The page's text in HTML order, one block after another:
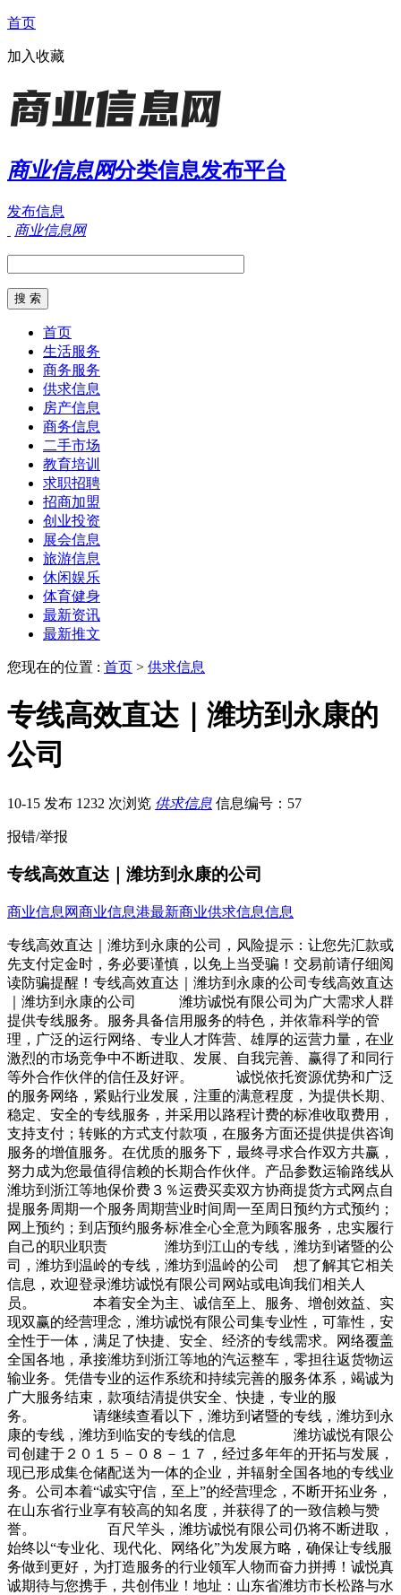
首页
加入收藏
商业信息网分类信息发布平台
发布信息
商业信息网
首页
生活服务
商务服务
供求信息
房产信息
商务信息
二手市场
教育培训
求职招聘
招商加盟
创业投资
展会信息
旅游信息
休闲娱乐
体育健身
最新资讯
最新推文
您现在的位置 : 首页 > 供求信息
专线高效直达｜潍坊到永康的
公司
10-15 发布 1232 次浏览 供求信息 信息编号：57
报错/举报
专线高效直达｜潍坊到永康的公司
商业信息网商业信息港最新商业供求信息信息
专线高效直达｜潍坊到永康的公司，风险提示：让您先汇款或
先支付定金时，务必要谨慎，以免上当受骗！交易前请仔细阅
读防骗提醒！专线高效直达｜潍坊到永康的公司专线高效直达
｜潍坊到永康的公司 潍坊诚悦有限公司为广大需求人群
提供专线服务。服务具备信用服务的特色，并依靠科学的管
理，广泛的运行网络、专业人才阵营、雄厚的运营力量，在业
激烈的市场竞争中不断进取、发展、自我完善、赢得了和同行
等外合作伙伴的信任及好评。 诚悦依托资源优势和广泛
的服务网络，紧贴行业发展，注重的满意程度，为提供长期、
稳定、安全的专线服务，并采用以路程计费的标准收取费用，
支持支付；转账的方式支付款项，在服务方面还提供提供咨询
服务的增值服务。在优质的服务下，最终寻求合作双方共赢，
努力成为您最值得信赖的长期合作伙伴。产品参数运输路线从
潍坊到浙江等地保价费３％运费买卖双方协商提货方式网点自
提服务周期一个服务周期营业时间周一至周日预约方式预约；
网上预约；到店预约服务标准全心全意为顾客服务，忠实履行
自己的职业职责 潍坊到江山的专线，潍坊到诸暨的公
司，潍坊到温岭的专线，潍坊到温岭的公司 想了解其它相关
信息，欢迎登录潍坊诚悦有限公司网站或电询我们相关人
员。 本着安全为主、诚信至上、服务、增创效益、实
现双赢的经营理念，潍坊诚悦有限公司集专业性，可靠性，安
全性于一体，满足了快捷、安全、经济的专线需求。网络覆盖
全国各地，承接潍坊到浙江等地的汽运整车，零担往返货物运
输业务。凭借专业的运作系统和持续完善的服务体系，竭诚为
广大服务结束，款项结清提供安全、快捷，专业的服
务。 请继续查看以下，潍坊到诸暨的专线，潍坊到永
康的专线，潍坊到临安的专线的信息 潍坊诚悦有限公
司创建于２０１５－０８－１７，经过多年年的开拓与发展，
现已形成集仓储配送为一体的企业，并辐射全国各地的专线业
务。公司本着“诚实守信，至上”的经营理念，不断开拓业务，
在山东省行业享有较高的知名度，并获得了的一致信赖与赞
誉。 百尺竿头，潍坊诚悦有限公司仍将不断进取，
始终以“专业化、现代化、网络化”为发展方略，确保让专线服
务做到更好，为打造服务的行业领军人物而奋力拼搏！诚悦真
诚期待与您携手，共创伟业！地址：山东省潍坊市长松路与水